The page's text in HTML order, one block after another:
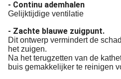
- Continu ademhalen
Gelijktijdige ventilatie
- Zachte blauwe zuigpunt.
Dit ontwerp vermindert de
het zuigen.
Na het terugzetten van de
buis gemakkelijker te reinigen